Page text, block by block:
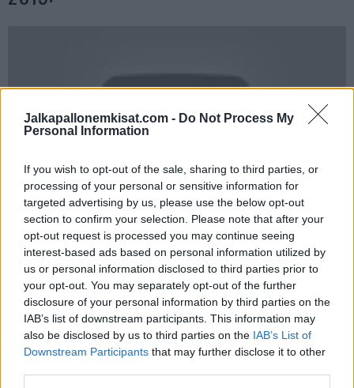
Jalkapallonemkisat.com - Do Not Process My
Personal Information
If you wish to opt-out of the sale, sharing to third parties, or
processing of your personal or sensitive information for
targeted advertising by us, please use the below opt-out
section to confirm your selection. Please note that after your
opt-out request is processed you may continue seeing
interest-based ads based on personal information utilized by
us or personal information disclosed to third parties prior to
your opt-out. You may separately opt-out of the further
disclosure of your personal information by third parties on the
IAB’s list of downstream participants. This information may
also be disclosed by us to third parties on the IAB’s List of
Downstream Participants that may further disclose it to other
Jos yllä oleva video ei syystä tai toisesta näy laitteellasi, voit
katsoa senYouTubessa.